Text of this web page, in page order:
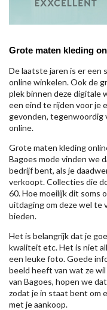
Grote maten kleding
De laatste jaren is er een
online winkelen. Ook de
plek binnen deze digitale
een eind te rijden voor je
gevonden, tegenwoordig
online.
Grote maten kleding
Bagoes mode vinden we
bedrijf bent, als je
verkoopt. Collecties die
60. Hoe moeilijk dit soms
uitdaging om deze wel te
bieden.
Het is belangrijk dat je
kwaliteit etc. Het is niet
een leuke foto. Goede
beeld heeft van wat ze
van Bagoes, hopen we
zodat je in staat bent om
met je aankoop.